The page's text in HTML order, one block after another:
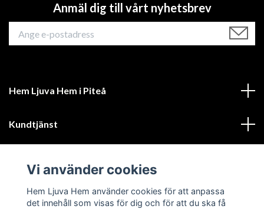
Anmäl dig till vårt nyhetsbrev
Hem Ljuva Hem i Piteå
Kundtjänst
Sociala medier
Vi använder cookies
Hem Ljuva Hem använder cookies för att anpassa
det innehåll som visas för dig och för att du ska få